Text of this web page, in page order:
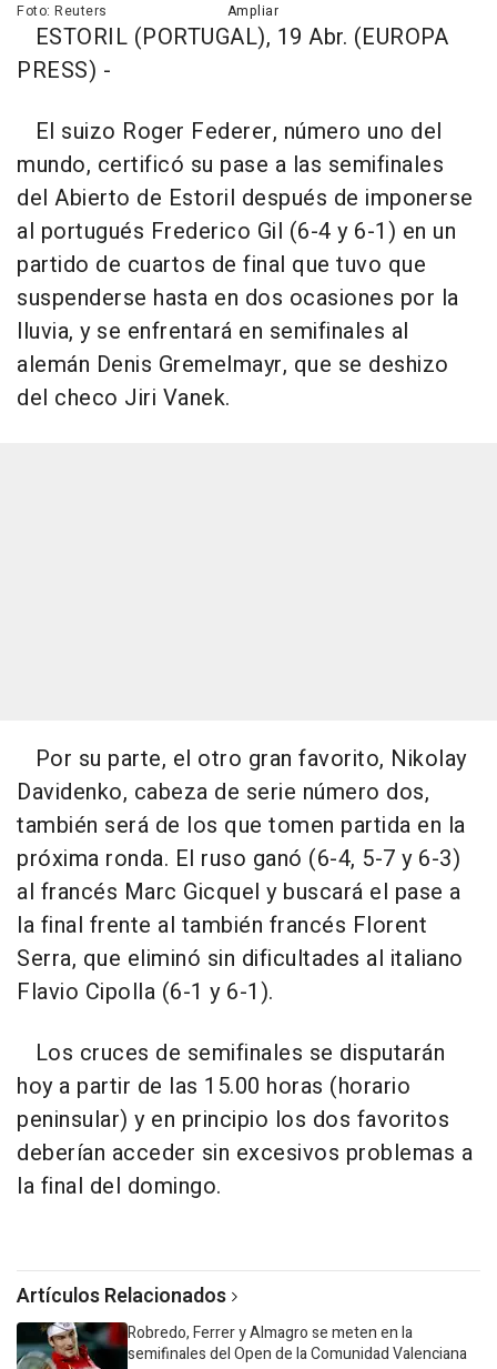
Foto: Reuters Ampliar
ESTORIL (PORTUGAL), 19 Abr. (EUROPA
PRESS) -
El suizo Roger Federer, número uno del
mundo, certificó su pase a las semifinales
del Abierto de Estoril después de imponerse
al portugués Frederico Gil (6-4 y 6-1) en un
partido de cuartos de final que tuvo que
suspenderse hasta en dos ocasiones por la
lluvia, y se enfrentará en semifinales al
alemán Denis Gremelmayr, que se deshizo
del checo Jiri Vanek.
Por su parte, el otro gran favorito, Nikolay
Davidenko, cabeza de serie número dos,
también será de los que tomen partida en la
próxima ronda. El ruso ganó (6-4, 5-7 y 6-3)
al francés Marc Gicquel y buscará el pase a
la final frente al también francés Florent
Serra, que eliminó sin dificultades al italiano
Flavio Cipolla (6-1 y 6-1).
Los cruces de semifinales se disputarán
hoy a partir de las 15.00 horas (horario
peninsular) y en principio los dos favoritos
deberían acceder sin excesivos problemas a
la final del domingo.
Artículos Relacionados
Robredo, Ferrer y Almagro se meten en la
semifinales del Open de la Comunidad Valenciana